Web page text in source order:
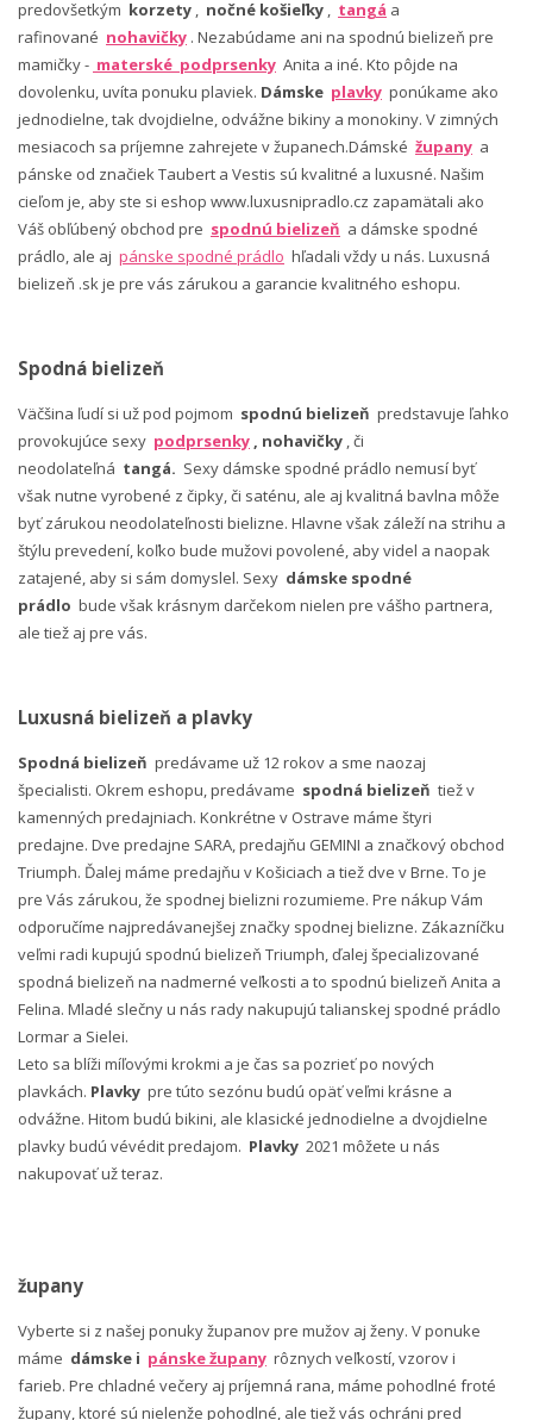
predovšetkým korzety , nočné košieľky , tangá a
rafinované nohavičky . Nezabúdame ani na spodnú bielizeň pre
mamičky - materské podprsenky Anita a iné. Kto pôjde na
dovolenku, uvíta ponuku plaviek. Dámske plavky ponúkame ako
jednodielne, tak dvojdielne, odvážne bikiny a monokiny. V zimných
mesiacoch sa príjemne zahrejete v županech.Dámské župany a
pánske od značiek Taubert a Vestis sú kvalitné a luxusné. Našim
cieľom je, aby ste si eshop www.luxusnipradlo.cz zapamätali ako
Váš obľúbený obchod pre spodnú bielizeň a dámske spodné
prádlo, ale aj pánske spodné prádlo hľadali vždy u nás. Luxusná
bielizeň .sk je pre vás zárukou a garancie kvalitného eshopu.
Spodná bielizeň
Väčšina ľudí si už pod pojmom spodnú bielizeň predstavuje ľahko
provokujúce sexy podprsenky , nohavičky , či
neodolateľná tangá. Sexy dámske spodné prádlo nemusí byť
však nutne vyrobené z čipky, či saténu, ale aj kvalitná bavlna môže
byť zárukou neodolateľnosti bielizne. Hlavne však záleží na strihu a
štýlu prevedení, koľko bude mužovi povolené, aby videl a naopak
zatajené, aby si sám domyslel. Sexy dámske spodné
prádlo bude však krásnym darčekom nielen pre vášho partnera,
ale tiež aj pre vás.
Luxusná bielizeň a plavky
Spodná bielizeň predávame už 12 rokov a sme naozaj
špecialisti. Okrem eshopu, predávame spodná bielizeň tiež v
kamenných predajniach. Konkrétne v Ostrave máme štyri
predajne. Dve predajne SARA, predajňu GEMINI a značkový obchod
Triumph. Ďalej máme predajňu v Košiciach a tiež dve v Brne. To je
pre Vás zárukou, že spodnej bielizni rozumieme. Pre nákup Vám
odporučíme najpredávanejšej značky spodnej bielizne. Zákazníčku
veľmi radi kupujú spodnú bielizeň Triumph, ďalej špecializované
spodná bielizeň na nadmerné veľkosti a to spodnú bielizeň Anita a
Felina. Mladé slečny u nás rady nakupujú talianskej spodné prádlo
Lormar a Sielei.
Leto sa blíži míľovými krokmi a je čas sa pozrieť po nových
plavkách. Plavky pre túto sezónu budú opäť veľmi krásne a
odvážne. Hitom budú bikini, ale klasické jednodielne a dvojdielne
plavky budú vévédit predajom. Plavky 2021 môžete u nás
nakupovať už teraz.
župany
Vyberte si z našej ponuky županov pre mužov aj ženy. V ponuke
máme dámske i pánske župany rôznych veľkostí, vzorov i
farieb. Pre chladné večery aj príjemná rana, máme pohodlné froté
župany, ktoré sú nielenže pohodlné, ale tiež vás ochráni pred